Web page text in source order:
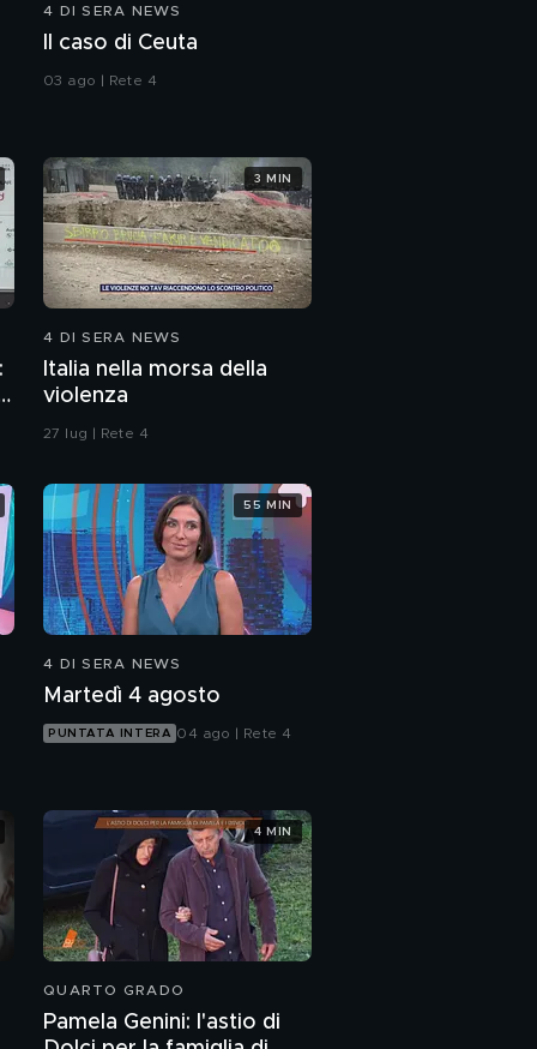
4 DI SERA NEWS
Il caso di Ceuta
03 ago | Rete 4
4 DI SERA NEWS
Italia nella morsa della
violenza
27 lug | Rete 4
3 MIN
4 DI SERA NEWS
Martedì 4 agosto
PUNTATA INTERA 04 ago | Rete 4
55 MIN
QUARTO GRADO
Pamela Genini: l'astio di
4 MIN